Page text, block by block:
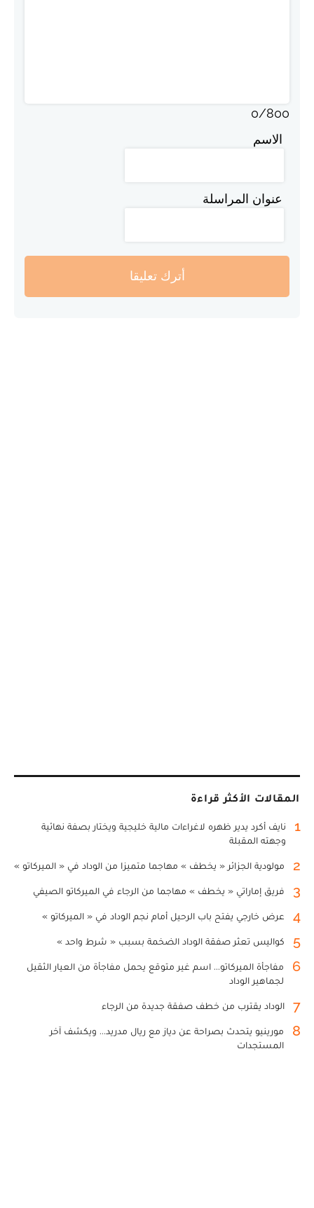
0/800
الاسم
عنوان المراسلة
أترك تعليقا
المقالات الأكثر قراءة
1
نايف أكرد يدير ظهره لاغراءات مالية خليجية ويختار بصفة نهائية
وجهته المقبلة
2 مولودية الجزائر « يخطف » مهاجما متميزا من الوداد في « الميركاتو »
3 فريق إماراتي « يخطف » مهاجما من الرجاء في الميركاتو الصيفي
4 عرض خارجي يفتح باب الرحيل أمام نجم الوداد في « الميركاتو »
5 كواليس تعثر صفقة الوداد الضخمة بسبب « شرط واحد »
6
مفاجأة الميركاتو... اسم غير متوقع يحمل مفاجأة من العيار الثقيل
لجماهير الوداد
7 الوداد يقترب من خطف صفقة جديدة من الرجاء
8
مورينيو يتحدث بصراحة عن دياز مع ريال مدريد... ويكشف آخر
المستجدات